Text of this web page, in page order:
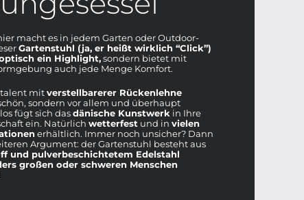
macht es in jedem Garten oder Outdoor-
Gartenstuhl (ja, er heißt wirklich “Click”)
ein Highlight,sondern bietet mit
auch jede Menge Komfort.
mitverstellbarerer Rückenlehne
sondern vor allem und überhaupt
fügt sich dasdänische Kunstwerk in Ihre
ein. Natürlich wetterfest und in vielen
erhältlich. Immer noch unsicher? Dann
Argument: der Gartenstuhl besteht aus
und pulverbeschichtetem Edelstahl
großen oder schweren Menschen